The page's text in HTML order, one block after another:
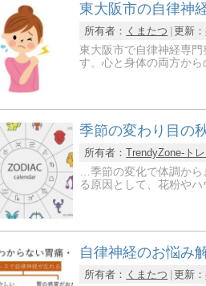
東大阪市の自律神
所有者： くまたつ 更新：
東大阪市で自律神経専
す。心と身体の両方か
季節の変わり目の
所有者：TrendyZone-ト
…季節の変化で体調か
る原因として、花粉や
自律神経のお悩み
所有者： くまたつ 更新：